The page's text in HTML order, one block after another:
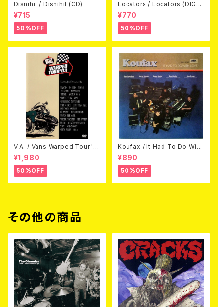
Disnihil / Disnihil (CD)
¥715
50%OFF
Locators / Locators (DIGPA
CK CD)
¥770
50%OFF
V.A. / Vans Warped Tour '0
3 (DVD)
¥1,980
50%OFF
Koufax / It Had To Do With
Love (CD)
¥890
50%OFF
その他の商品